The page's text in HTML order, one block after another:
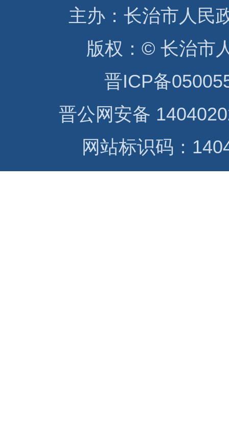
主办： 长治市人民
版权： © 长治市
晋ICP备
晋公网安备
网站标识码：